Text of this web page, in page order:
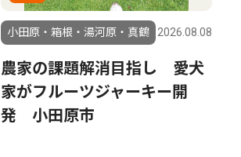
小田原・箱根・湯河原・真鶴 2026.08.08
農家の課題解消目指し 愛犬
家がフルーツジャーキー開
発 小田原市